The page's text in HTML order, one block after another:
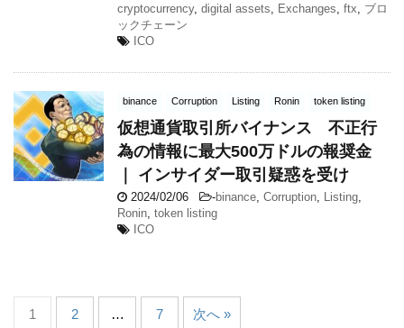
cryptocurrency, digital assets Exchanges ftx
ブロ
ックチェーン
ICO
binance Corruption Listing Ronin token listing
仮想通貨取引所バイナンス 不正行
為の情報に最大500万ドルの報奨金
｜ インサイダー取引疑惑を受け
2024/02/06 -binance Corruption Listing
Ronin token listing
ICO
1 2 … 7 次へ »